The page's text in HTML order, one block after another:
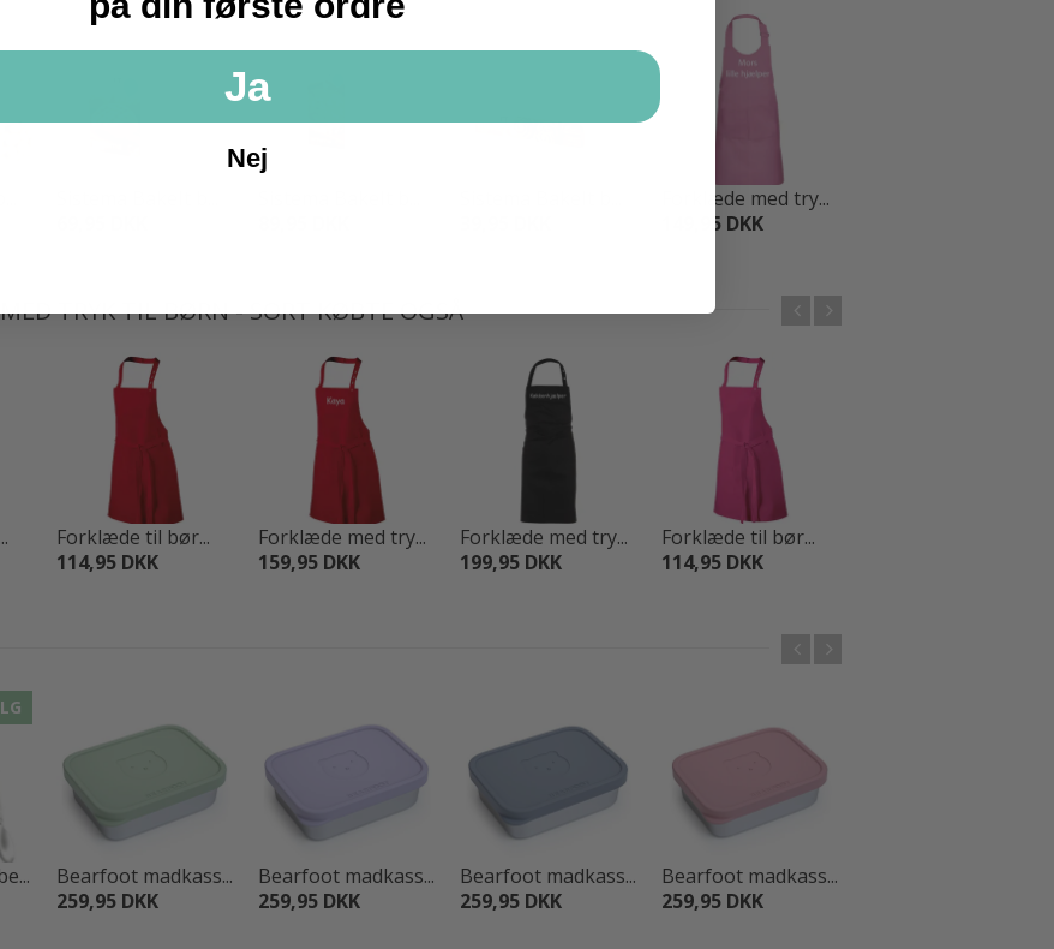
Forklæde med try...
149,95 DKK
TRYK TIL BØRN - SORT KØBTE OGSÅ
Forklæde til bør...
114,95 DKK
Forklæde med try...
159,95 DKK
Forklæde med try...
199,95 DKK
Forklæde til bør...
114,95 DKK
Bearfoot madkass...
259,95 DKK
Bearfoot madkass...
259,95 DKK
Bearfoot madkass...
259,95 DKK
Bearfoot madkass...
259,95 DKK
Ja
Nej